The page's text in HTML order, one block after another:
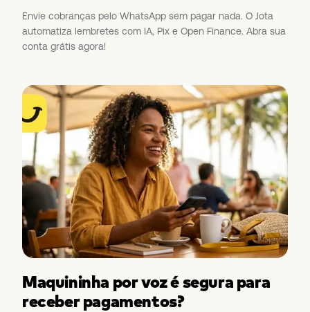
Envie cobranças pelo WhatsApp sem pagar nada. O Jota
automatiza lembretes com IA, Pix e Open Finance. Abra sua
conta grátis agora!
Maquininha por voz é segura para
receber pagamentos?